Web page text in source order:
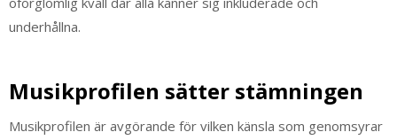
underhållna.
Musikprofilen sätter stämningen
Musikprofilen är avgörande för vilken känsla som genomsyrar